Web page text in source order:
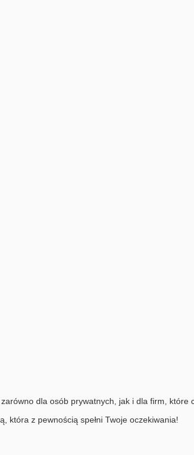
dla osób prywatnych, jak i dla firm,
która z pewnością spełni Twoje oczekiwania!